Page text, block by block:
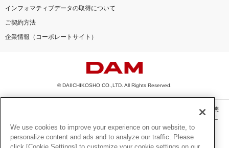
インフォマティブデータの取得について
ご契約方法
企業情報（コーポレートサイト）
© DAIICHIKOSHO CO.,LTD. All Rights Reserved.
このサイトに掲載されている一切の文章・画像・写真・動画・音声等を、手段や形態
を問わず、著作権法の定める範囲を超えて無断で複製、転載、ファイル化などするこ
とを禁じます。
楽曲及びコンテンツは、機種によりご利用いただけない場合があります。
We use cookies to improve your experience on our website, to
personalize content and ads and to analyze our traffic. Please